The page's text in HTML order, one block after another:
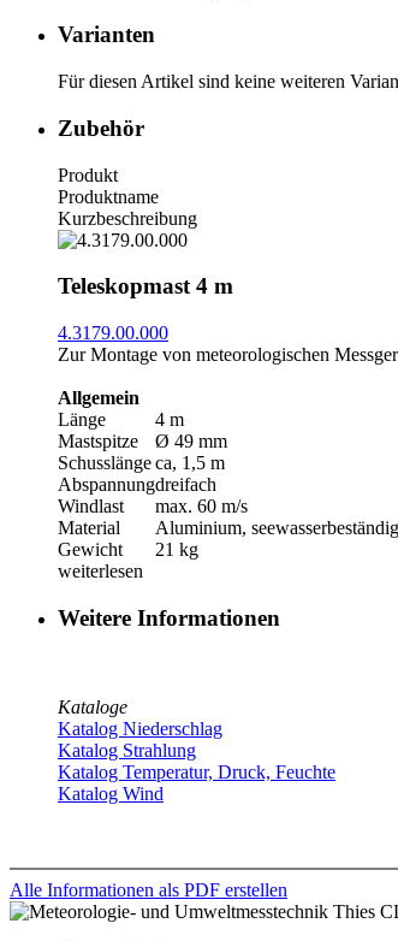
Varianten
Für diesen Artikel sind keine weiteren
Zubehör
Produkt
Produktname
Kurzbeschreibung
Teleskopmast 4 m
4.3179.00.000
Zur Montage von meteorologischen
Allgemein
Länge
4 m
Mastspitze
Ø 49 mm
Schusslängeca, 1,5 m
Abspannungdreifach
Windlast
max. 60 m/­s
Material
Aluminium, seewasserbeständig
Gewicht
21 kg
weiterlesen
Weitere Informationen
Kataloge
Katalog Niederschlag
Katalog Strahlung
Katalog Temperatur, Druck, Feuchte
Katalog Wind
Alle Informationen als PDF erstellen